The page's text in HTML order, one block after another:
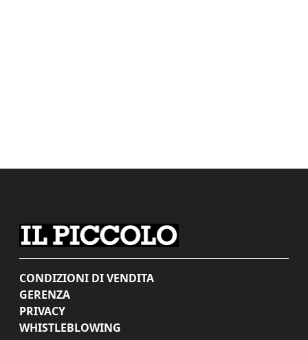
CONDIZIONI DI VENDITA
GERENZA
PRIVACY
WHISTLEBLOWING